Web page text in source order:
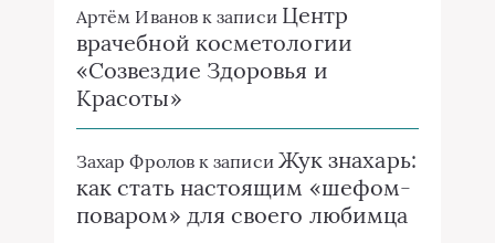
Артём Ивановк записи Центр
врачебной косметологии
«Созвездие Здоровья и
Красоты»
Захар Фроловк записи Жук знахарь:
как стать настоящим «шефом-
поваром» для своего любимца